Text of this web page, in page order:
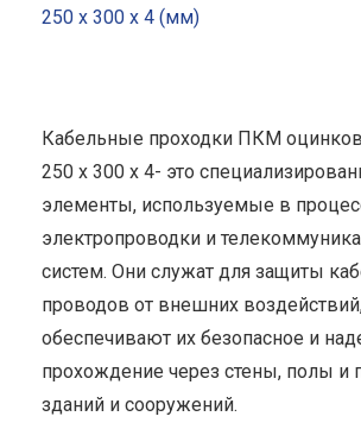
250 x 300 x 4 (мм)
Кабельные проходки ПКМ
250 x 300 x 4- это
элементы, используемые в
электропроводки и
систем. Они служат для защиты
проводов от внешних
обеспечивают их безопасное и
прохождение через стены, полы и
зданий и сооружений.